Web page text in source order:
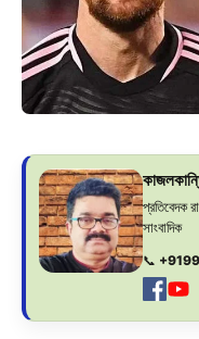
প্রতিবেদক
সাংবাদিক
📞